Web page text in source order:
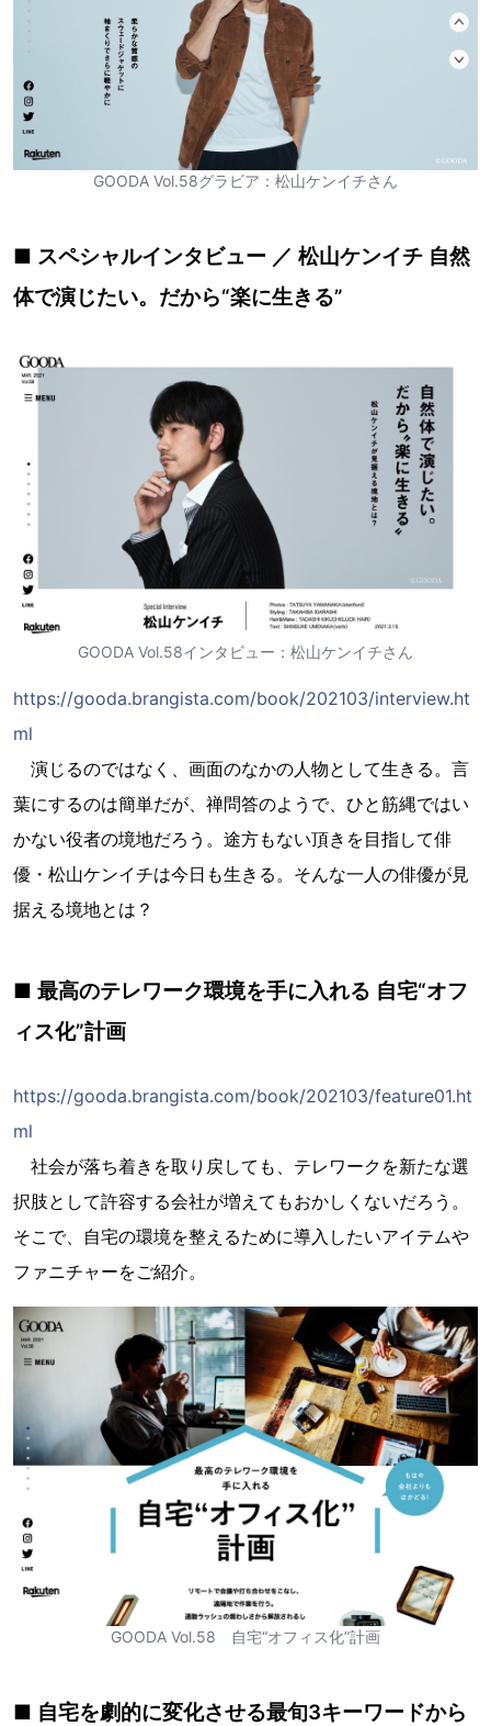
GOODA Vol.58グラビア：松山ケンイチさん
■ スペシャルインタビュー ／ 松山ケンイチ 自然
体で演じたい。だから“楽に生きる”
GOODA Vol.58インタビュー：松山ケンイチさん
https://gooda.brangista.com/book/202103/interview.ht
ml
演じるのではなく、画面のなかの人物として生きる。言
葉にするのは簡単だが、禅問答のようで、ひと筋縄ではい
かない役者の境地だろう。途方もない頂きを目指して俳
優・松山ケンイチは今日も生きる。そんな一人の俳優が見
据える境地とは？
■ 最高のテレワーク環境を手に入れる 自宅“オフ
ィス化”計画
https://gooda.brangista.com/book/202103/feature01.ht
ml
社会が落ち着きを取り戻しても、テレワークを新たな選
択肢として許容する会社が増えてもおかしくないだろう。
そこで、自宅の環境を整えるために導入したいアイテムや
ファニチャーをご紹介。
GOODA Vol.58 自宅“オフィス化”計画
■ 自宅を劇的に変化させる最旬3キーワードから